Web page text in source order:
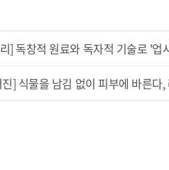
] 독창적 원료와 독자적 기술로 '업
] 식물을 남김 없이 피부에 바른다,